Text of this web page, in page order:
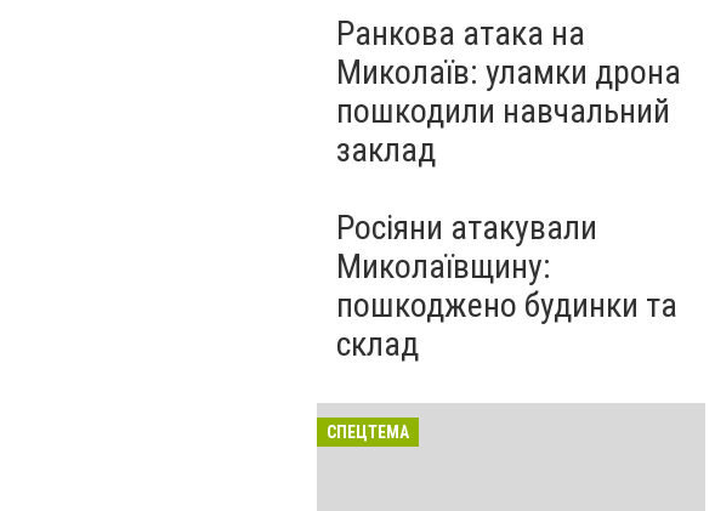
Ранкова атака на
Миколаїв: уламки дрона
пошкодили навчальний
заклад
Росіяни атакували
Миколаївщину:
пошкоджено будинки та
склад
СПЕЦТЕМА